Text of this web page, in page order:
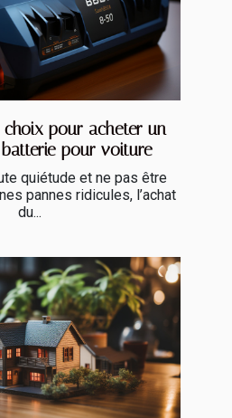
choix pour acheter un
pour voiture
quiétude et ne pas être
pannes ridicules, l’achat
du...